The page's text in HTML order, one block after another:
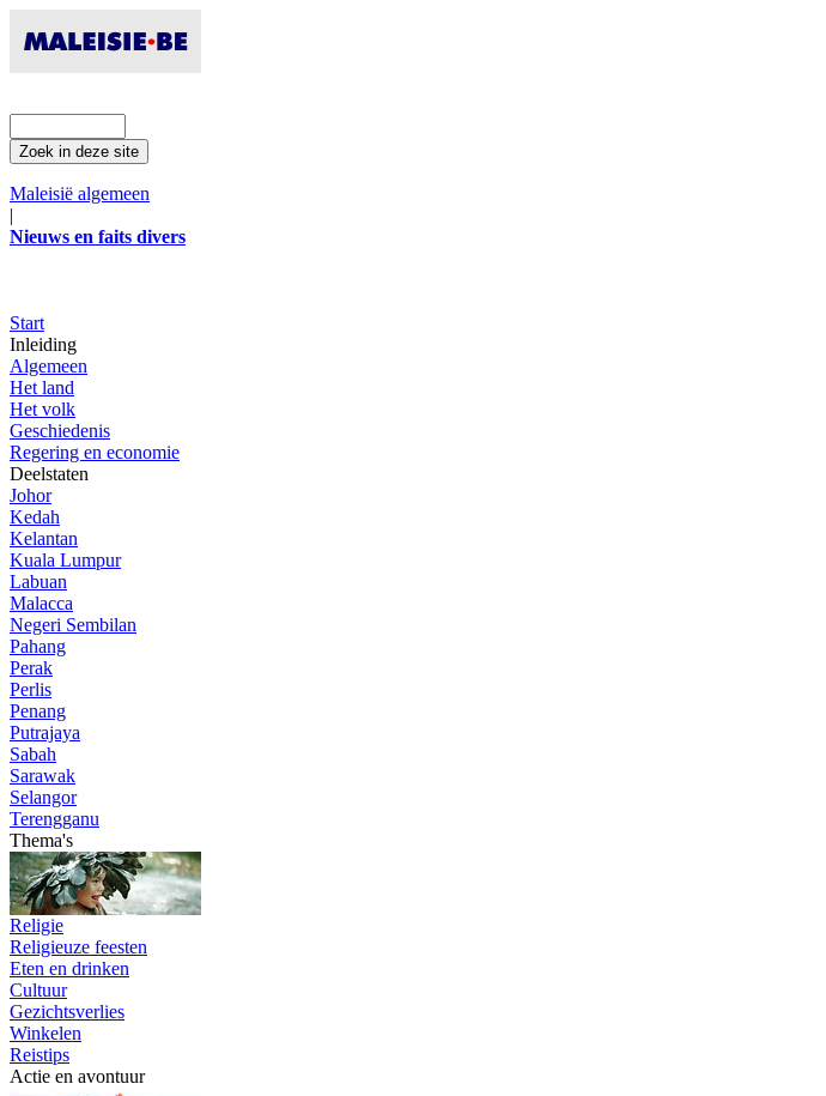
Maleisië algemeen
|
Nieuws en faits divers
Start
Inleiding
Algemeen
Het land
Het volk
Geschiedenis
Regering en economie
Deelstaten
Johor
Kedah
Kelantan
Kuala Lumpur
Labuan
Malacca
Negeri Sembilan
Pahang
Perak
Perlis
Penang
Putrajaya
Sabah
Sarawak
Selangor
Terengganu
Thema's
Religie
Religieuze feesten
Eten en drinken
Cultuur
Gezichtsverlies
Winkelen
Reistips
Actie en avontuur